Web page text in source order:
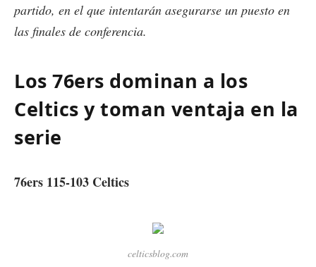
partido, en el que intentarán asegurarse un puesto en
las finales de conferencia.
Los 76ers dominan a los
Celtics y toman ventaja en la
serie
76ers 115-103 Celtics
celticsblog.com